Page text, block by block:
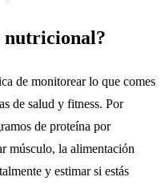
nutricional?
de monitorear lo que comes
de salud y fitness. Por
de proteína por
músculo, la alimentación
y estimar si estás